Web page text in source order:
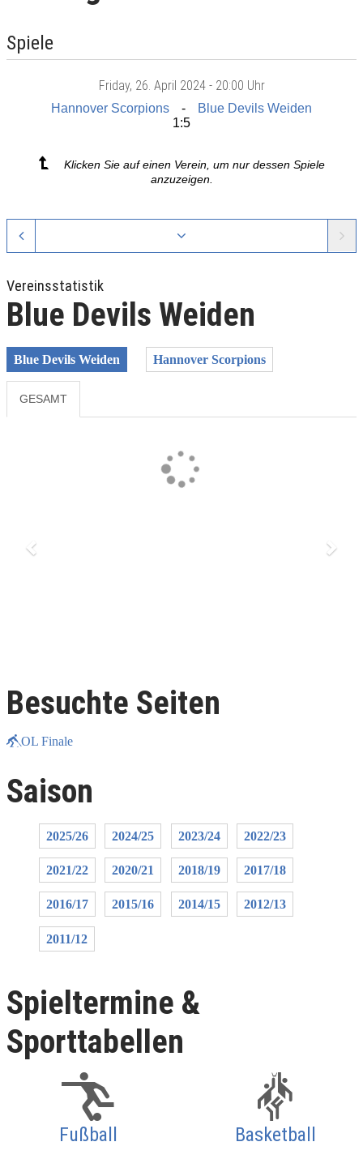
Spiele
Friday, 26. April 2024 - 20:00 Uhr
Hannover Scorpions
Blue Devils Weiden
1:5
Klicken Sie auf einen Verein, um nur dessen Spiele
anzuzeigen.
Vereinsstatistik
Blue Devils Weiden
Blue Devils Weiden Hannover Scorpions
GESAMT
Besuchte Seiten
OL Finale
Saison
2025/26 2024/25 2023/24 2022/23
2021/22 2020/21 2018/19 2017/18
2016/17 2015/16 2014/15 2012/13
2011/12
Spieltermine &
Sporttabellen
Fußball Basketball